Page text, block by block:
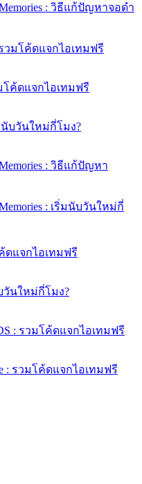
: วิธีแก้ปัญหาจอดำ
รวมโค้ดแจกไอเทมฟรี
โค้ดแจกไอเทมฟรี
นับวันใหม่กี่โมง?
: วิธีแก้ปัญหา
: เริ่มนับวันใหม่กี่
ดแจกไอเทมฟรี
วันใหม่กี่โมง?
: รวมโค้ดแจกไอเทมฟรี
: รวมโค้ดแจกไอเทมฟรี